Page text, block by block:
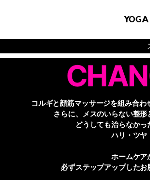
YOGA
コルギと顔筋マッサージを組み合わ
さらに、メスのいらない整
どうしても治らなかっ
ハリ・ツヤ
ホームケア
必ずステップアップした